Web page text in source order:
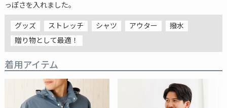
っぽさを入れました。
グッズ ストレッチ シャツ アウター
撥水
贈り物として最適！
着用アイテム